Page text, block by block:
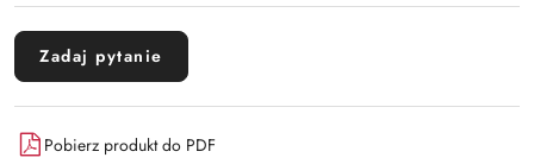
Zadaj pytanie
Pobierz produkt do PDF